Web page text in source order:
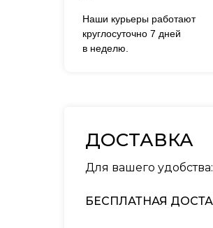
Наши курьеры работают
круглосуточно 7 дней
в неделю.
ДОСТАВКА
Для вашего
БЕСПЛАТНАЯ